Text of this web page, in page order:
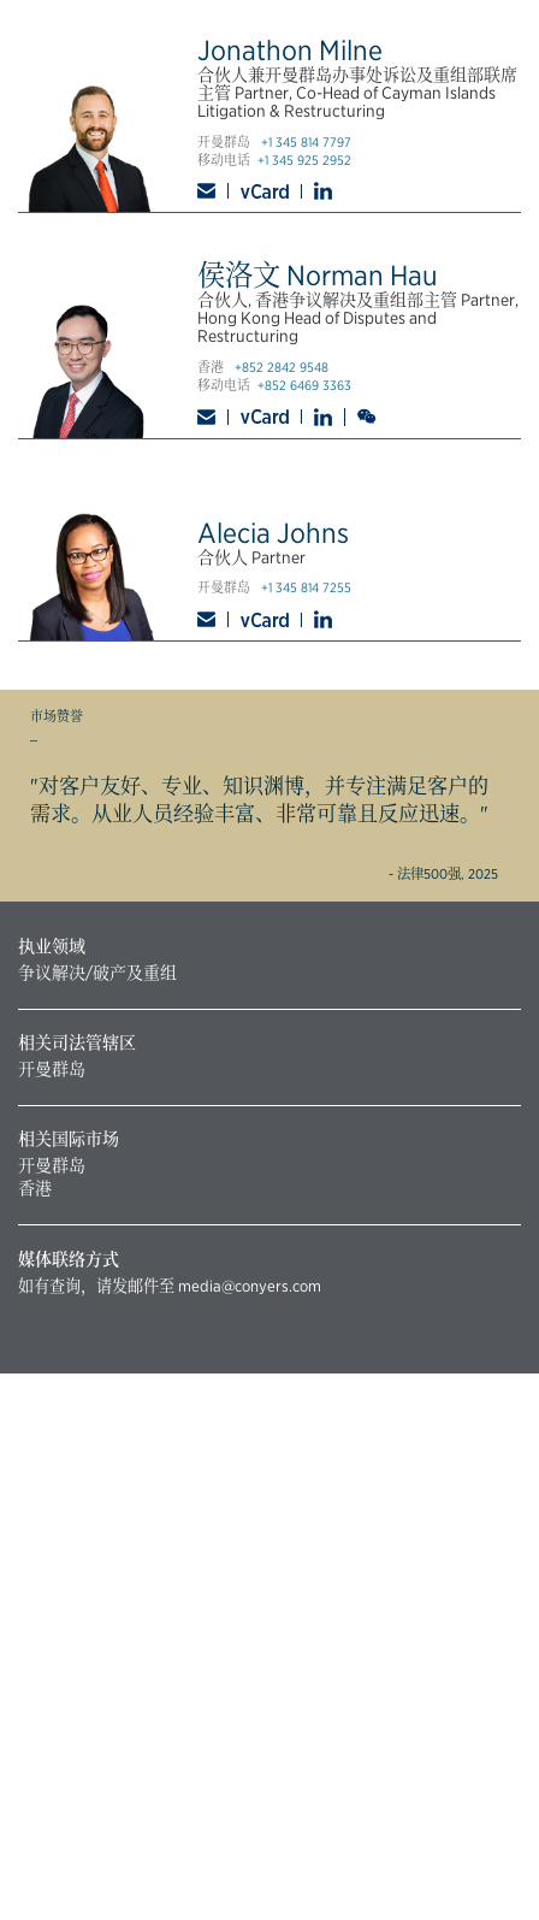
Jonathon Milne
合伙人兼开曼群岛办事处诉讼及重组部联席
主管 Partner, Co-Head of Cayman Islands
Litigation & Restructuring
开曼群岛+1 345 814 7797
移动电话+1 345 925 2952
侯洛文 Norman Hau
合伙人, 香港争议解决及重组部主管 Partner,
Hong Kong Head of Disputes and
Restructuring
香港+852 2842 9548
移动电话+852 6469 3363
Alecia Johns
合伙人 Partner
开曼群岛+1 345 814 7255
市场赞誉
"对客户友好、专业、知识渊博，并专注满足客户的
需求。从业人员经验丰富、非常可靠且反应迅速。"
- 法律500强, 2025
执业领域
争议解决/破产及重组
相关司法管辖区
开曼群岛
相关国际市场
开曼群岛
香港
媒体联络方式
如有查询，请发邮件至 media@conyers.com